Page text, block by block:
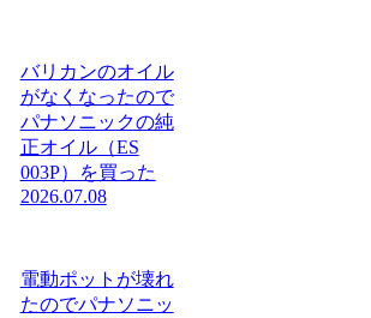
バリカンのオイル
がなくなったので
パナソニックの純
正オイル（ES
003P）を買った
2026.07.08
電動ポットが壊れ
たのでパナソニッ